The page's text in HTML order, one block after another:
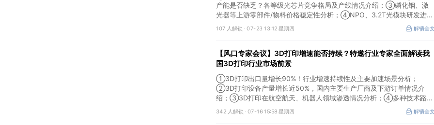
产能是否缺乏？各等级光芯片竞争格局及产线情况介绍；③磷化铟、激
光器等上游零部件/物料价格稳定性分析；④NPO、3.2T光模块研发进展
介绍。本场风口专家会议将于7月23日（周四）16:30举行，特邀行业专
家全面解读光芯片最新供需情况及产业链竞争格局。
107 人解锁 ·07-23 13:12 星期四 解锁全
【风口专家会议】3D打印增速能否持续？特邀行业专家全面解读我
国3D打印行业市场前景
①3D打印出口量增长90%！行业增速持续性及主要加速场景分析；
②3D打印设备产量增长近50%，国内主要生产厂商及下游订单情况介
绍；③3D打印在航空航天、机器人领域渗透情况分析；④多种技术路线
及所需产业链供需情况剖析。本场风口专家会议将于7月16日（周四）
20:00举行，特邀行业专家全面解读我国3D打印行业市场前景。
342 人解锁 ·07-16 15:58 星期四 解锁全